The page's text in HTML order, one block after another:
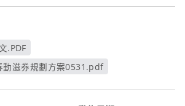
.PDF
視窗
動滋券規劃方案0531.pdf